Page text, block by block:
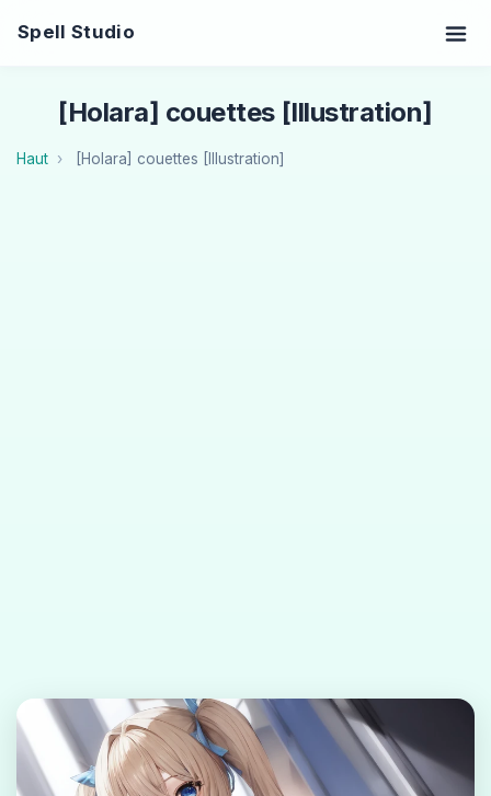
Spell Studio
[Holara] couettes [Illustration]
Haut [Holara] couettes [Illustration]